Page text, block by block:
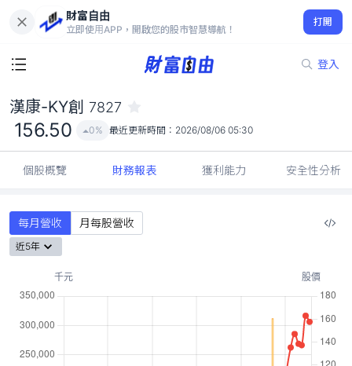
財富自由
立即使用APP，開啟您的股市智慧導航！
打開
登入
156.50
0%
漢康-KY創 7827
156.50 0% 最近更新時間： 2026/08/06 05:30
個股概覽 財務報表 獲利能力 安全性分析
每月營收 月每股營收
近5年